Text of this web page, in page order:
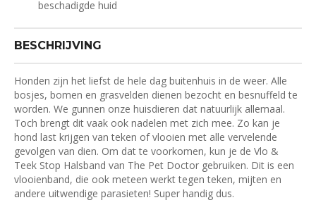
beschadigde huid
BESCHRIJVING
Honden zijn het liefst de hele dag buitenhuis in de weer. Alle
bosjes, bomen en grasvelden dienen bezocht en besnuffeld te
worden. We gunnen onze huisdieren dat natuurlijk allemaal.
Toch brengt dit vaak ook nadelen met zich mee. Zo kan je
hond last krijgen van teken of vlooien met alle vervelende
gevolgen van dien. Om dat te voorkomen, kun je de Vlo &
Teek Stop Halsband van The Pet Doctor gebruiken. Dit is een
vlooienband, die ook meteen werkt tegen teken, mijten en
andere uitwendige parasieten! Super handig dus.